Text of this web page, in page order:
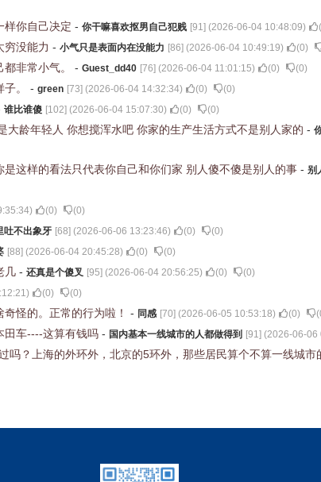
样你自己决定 - 你干嘛喜欢抠男自己犯贱 [91] (2026-06-04 10:48:09) (
穷没能力 - 小气只是表面内在没能力 [86] (2026-06-04 10:49:19) (0)
非常小气。 - Guest_dd40 [76] (2026-06-04 11:01:15) (0) (0)
。 - green [73] (2026-06-04 14:32:34) (0) (0)
谁比谁傻 [102] (2026-06-04 15:07:30) (0) (0)
大龄年轻人 你想搅浑水吧 你家的生产生活方式不是别人家的 -
这样的看法只代表你自己和你们家 别人傻不傻是别人的事 - 别
) (0) (0)
吐不出象牙 [68] (2026-06-06 13:23:46) (0) (0)
[88] (2026-06-04 20:45:28) (0) (0)
几 - 还真是个傻叉 [95] (2026-06-04 20:56:25) (0) (0)
) (0) (0)
怪的。正常的行为啦！ - 同感 [70] (2026-06-05 10:53:18) (0) (
田车----这算有钱吗 - 国内基本一线城市的人都做得到 [91] (2026-06-06
吗？上海的外环外，北京的5环外，那些居民算个不算一线城市